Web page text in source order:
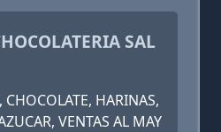
SAL
CHOCOLATE, HARINAS,
VENTAS AL MAY